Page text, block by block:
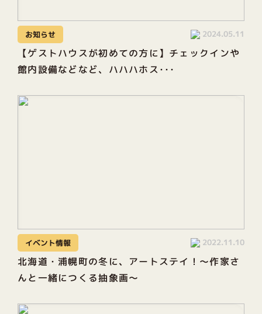
お知らせ 2024.05.11
【ゲストハウスが初めての方に】チェックインや
館内設備などなど、ハハハホス･･･
イベント情報 2022.11.10
北海道・浦幌町の冬に、アートステイ！～作家さ
んと一緒につくる抽象画～